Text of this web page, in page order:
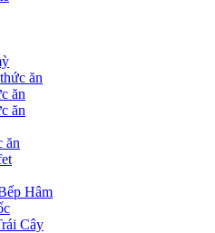
ăn
ăn
ăn
ăn
Hâm
Cây